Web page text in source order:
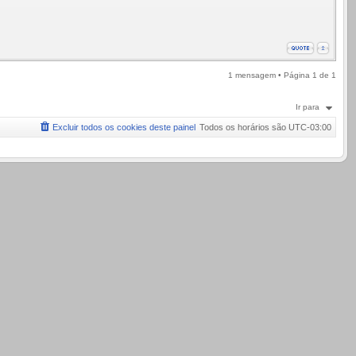
1 mensagem • Página 1 de 1
Ir para
Todos os horários são UTC-03:00
Excluir todos os cookies deste painel